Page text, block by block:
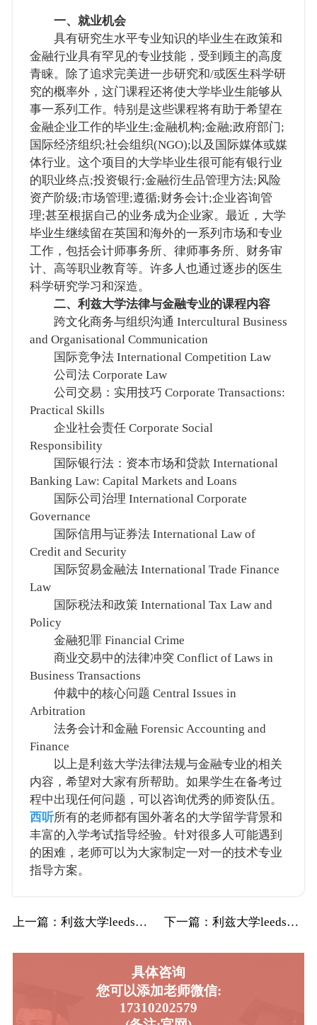
一、就业机会
具有研究生水平专业知识的毕业生在政策和
金融行业具有罕见的专业技能，受到顾主的高度
青睐。除了追求完美进一步研究和/或医生科学研
究的概率外，这门课程还将使大学毕业生能够从
事一系列工作。特别是这些课程将有助于希望在
金融企业工作的毕业生;金融机构;金融;政府部门;
国际经济组织;社会组织(NGO);以及国际媒体或媒
体行业。这个项目的大学毕业生很可能有银行业
的职业终点;投资银行;金融衍生品管理方法;风险
资产阶级;市场管理;遵循;财务会计;企业咨询管
理;甚至根据自己的业务成为企业家。最近，大学
毕业生继续留在英国和海外的一系列市场和专业
工作，包括会计师事务所、律师事务所、财务审
计、高等职业教育等。许多人也通过逐步的医生
科学研究学习和深造。
二、利兹大学法律与金融专业的课程内容
跨文化商务与组织沟通 Intercultural Business
and Organisational Communication
国际竞争法 International Competition Law
公司法 Corporate Law
公司交易：实用技巧 Corporate Transactions:
Practical Skills
企业社会责任 Corporate Social
Responsibility
国际银行法：资本市场和贷款 International
Banking Law: Capital Markets and Loans
国际公司治理 International Corporate
Governance
国际信用与证券法 International Law of
Credit and Security
国际贸易金融法 International Trade Finance
Law
国际税法和政策 International Tax Law and
Policy
金融犯罪 Financial Crime
商业交易中的法律冲突 Conflict of Laws in
Business Transactions
仲裁中的核心问题 Central Issues in
Arbitration
法务会计和金融 Forensic Accounting and
Finance
以上是利兹大学法律法规与金融专业的相关
内容，希望对大家有所帮助。如果学生在备考过
程中出现任何问题，可以咨询优秀的师资队伍。
西听所有的老师都有国外著名的大学留学背景和
丰富的入学考试指导经验。针对很多人可能遇到
的困难，老师可以为大家制定一对一的技术专业
指导方案。
上一篇 ：利兹大学leeds法律与金融辅导补习补课… 下一篇 ：利兹大学leeds广告与营销辅导补习补课
具体咨询
您可以添加老师微信:
17310202579